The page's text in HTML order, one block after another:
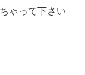
ゃって下さい